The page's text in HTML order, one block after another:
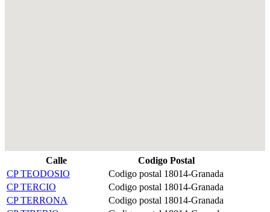
Calle
Codigo Postal
CP TEODOSIO
Codigo postal 18014-Granada
CP TERCIO
Codigo postal 18014-Granada
CP TERRONA
Codigo postal 18014-Granada